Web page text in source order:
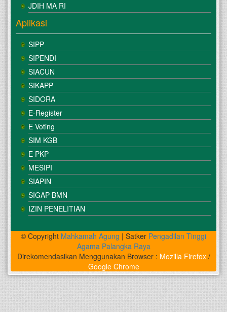
JDIH MA RI
Aplikasi
SIPP
SIPENDI
SIACUN
SIKAPP
SIDORA
E-Register
E Voting
SIM KGB
E PKP
MESIPI
SIAPIN
SIGAP BMN
IZIN PENELITIAN
© Copyright Mahkamah Agung | Satker Pengadilan Tinggi
Agama Palangka Raya
Direkomendasikan Menggunakan Browser : Mozilla Firefox/
Google Chrome